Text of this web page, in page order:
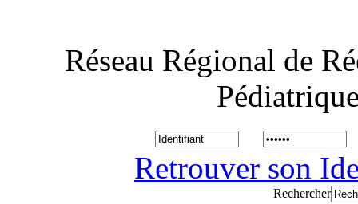
Réseau Régional de
Retrouver son
Rechercher